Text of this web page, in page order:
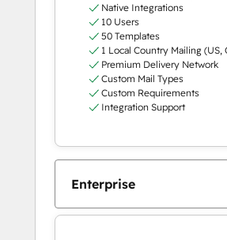
Native Integrations
10 Users
50 Templates
1 Local Country Mailing (US,
Premium Delivery Network
Custom Mail Types
Custom Requirements
Integration Support
Enterprise